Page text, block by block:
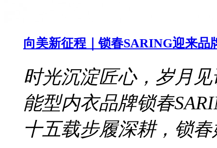
向美新征程｜锁春SARING迎来品
时光沉淀匠心，岁月
能型内衣品牌锁春
十五载步履深耕，锁